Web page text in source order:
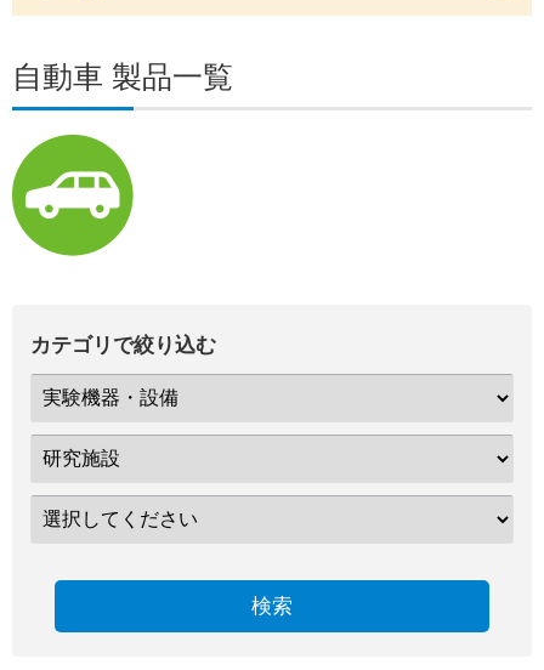
自動車 製品一覧
カテゴリで絞り込む
検索